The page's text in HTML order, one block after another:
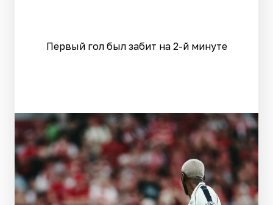
Первый гол был забит на 2-й минуте